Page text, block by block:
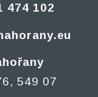
474 102
549 07